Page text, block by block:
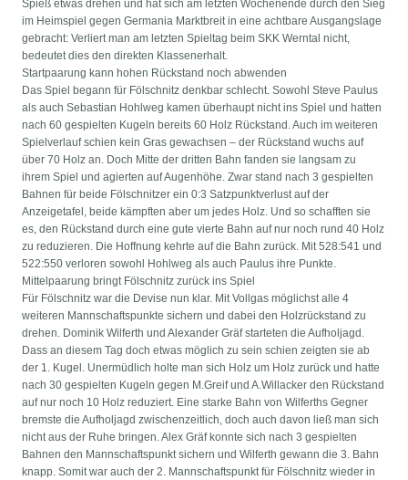
Spieß etwas drehen und hat sich am letzten Wochenende durch den Sieg
im Heimspiel gegen Germania Marktbreit in eine achtbare Ausgangslage
gebracht: Verliert man am letzten Spieltag beim SKK Werntal nicht,
bedeutet dies den direkten Klassenerhalt.
Startpaarung kann hohen Rückstand noch abwenden
Das Spiel begann für Fölschnitz denkbar schlecht. Sowohl Steve Paulus
als auch Sebastian Hohlweg kamen überhaupt nicht ins Spiel und hatten
nach 60 gespielten Kugeln bereits 60 Holz Rückstand. Auch im weiteren
Spielverlauf schien kein Gras gewachsen – der Rückstand wuchs auf
über 70 Holz an. Doch Mitte der dritten Bahn fanden sie langsam zu
ihrem Spiel und agierten auf Augenhöhe. Zwar stand nach 3 gespielten
Bahnen für beide Fölschnitzer ein 0:3 Satzpunktverlust auf der
Anzeigetafel, beide kämpften aber um jedes Holz. Und so schafften sie
es, den Rückstand durch eine gute vierte Bahn auf nur noch rund 40 Holz
zu reduzieren. Die Hoffnung kehrte auf die Bahn zurück. Mit 528:541 und
522:550 verloren sowohl Hohlweg als auch Paulus ihre Punkte.
Mittelpaarung bringt Fölschnitz zurück ins Spiel
Für Fölschnitz war die Devise nun klar. Mit Vollgas möglichst alle 4
weiteren Mannschaftspunkte sichern und dabei den Holzrückstand zu
drehen. Dominik Wilferth und Alexander Gräf starteten die Aufholjagd.
Dass an diesem Tag doch etwas möglich zu sein schien zeigten sie ab
der 1. Kugel. Unermüdlich holte man sich Holz um Holz zurück und hatte
nach 30 gespielten Kugeln gegen M.Greif und A.Willacker den Rückstand
auf nur noch 10 Holz reduziert. Eine starke Bahn von Wilferths Gegner
bremste die Aufholjagd zwischenzeitlich, doch auch davon ließ man sich
nicht aus der Ruhe bringen. Alex Gräf konnte sich nach 3 gespielten
Bahnen den Mannschaftspunkt sichern und Wilferth gewann die 3. Bahn
knapp. Somit war auch der 2. Mannschaftspunkt für Fölschnitz wieder in